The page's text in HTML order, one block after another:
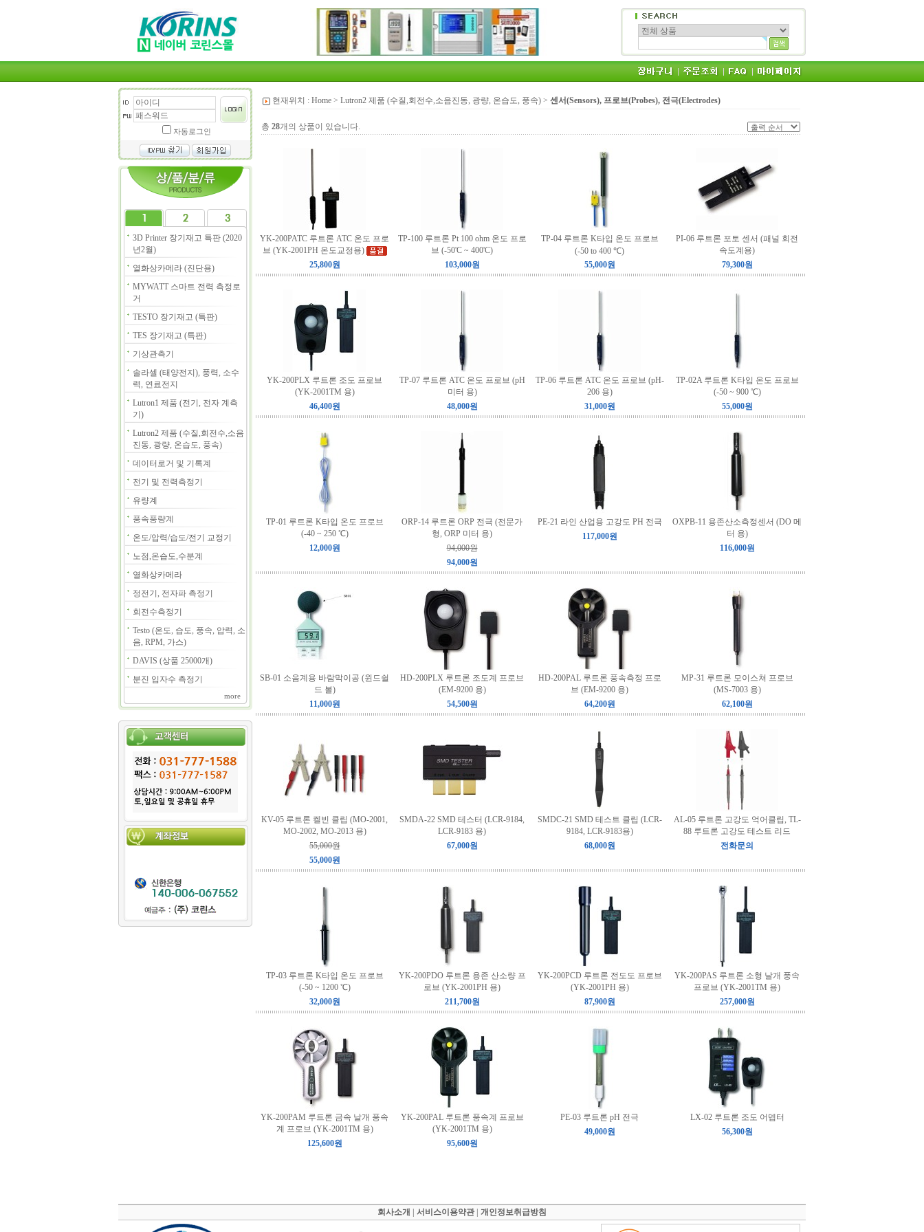
자동로그인
3D Printer 장기재고 특판 (2020
년2월)
열화상카메라 (진단용)
MYWATT 스마트 전력 측정로
거
TESTO 장기재고 (특판)
TES 장기재고 (특판)
기상관측기
솔라셀 (태양전지), 풍력, 소수
력, 연료전지
Lutron1 제품 (전기, 전자 계측
기)
Lutron2 제품 (수질,회전수,소음
진동, 광량, 온습도, 풍속)
데이터로거 및 기록계
전기 및 전력측정기
유량계
풍속풍량계
온도/압력/습도/전기 교정기
노점,온습도,수분계
열화상카메라
정전기, 전자파 측정기
회전수측정기
Testo (온도, 습도, 풍속, 압력, 소
음, RPM, 가스)
DAVIS (상품 25000개)
분진 입자수 측정기
more
현재위치 : Home > Lutron2 제품 (수질,회전수,소음진동, 광량, 온습도, 풍속) > 센서(Sensors), 프로브(Probes), 전극(Electrodes)
총 28개의 상품이 있습니다.
YK-200PATC 루트론 ATC 온도 프로
브 (YK-2001PH 온도교정용)
25,800원
TP-100 루트론 Pt 100 ohm 온도 프로
브 (-50'C ~ 400'C)
103,000원
TP-04 루트론 K타입 온도 프로브
(-50 to 400 ℃)
55,000원
PI-06 루트론 포토 센서 (패널 회전
속도계용)
79,300원
YK-200PLX 루트론 조도 프로브
(YK-2001TM 용)
46,400원
TP-07 루트론 ATC 온도 프로브 (pH
미터 용)
48,000원
TP-06 루트론 ATC 온도 프로브 (pH-
206 용)
31,000원
TP-02A 루트론 K타입 온도 프로브
(-50 ~ 900 ℃)
55,000원
TP-01 루트론 K타입 온도 프로브
(-40 ~ 250 ℃)
12,000원
ORP-14 루트론 ORP 전극 (전문가
형, ORP 미터 용)
94,000원
94,000원
PE-21 라인 산업용 고강도 PH 전극
117,000원
OXPB-11 용존산소측정센서 (DO 메
터 용)
116,000원
SB-01 소음계용 바람막이공 (윈드쉴
드 볼)
11,000원
HD-200PLX 루트론 조도계 프로브
(EM-9200 용)
54,500원
HD-200PAL 루트론 풍속측정 프로
브 (EM-9200 용)
64,200원
MP-31 루트론 모이스쳐 프로브
(MS-7003 용)
62,100원
KV-05 루트론 켈빈 클립 (MO-2001,
MO-2002, MO-2013 용)
55,000원
55,000원
SMDA-22 SMD 테스터 (LCR-9184,
LCR-9183 용)
67,000원
SMDC-21 SMD 테스트 클립 (LCR-
9184, LCR-9183용)
68,000원
AL-05 루트론 고강도 억어클립, TL-
88 루트론 고강도 테스트 리드
전화문의
TP-03 루트론 K타입 온도 프로브
(-50 ~ 1200 ℃)
32,000원
YK-200PDO 루트론 용존 산소량 프
로브 (YK-2001PH 용)
211,700원
YK-200PCD 루트론 전도도 프로브
(YK-2001PH 용)
87,900원
YK-200PAS 루트론 소형 날개 풍속
프로브 (YK-2001TM 용)
257,000원
YK-200PAM 루트론 금속 날개 풍속
계 프로브 (YK-2001TM 용)
125,600원
YK-200PAL 루트론 풍속계 프로브
(YK-2001TM 용)
95,600원
PE-03 루트론 pH 전극
49,000원
LX-02 루트론 조도 어뎁터
56,300원
회사소개 서비스이용약관| 개인정보취급방침